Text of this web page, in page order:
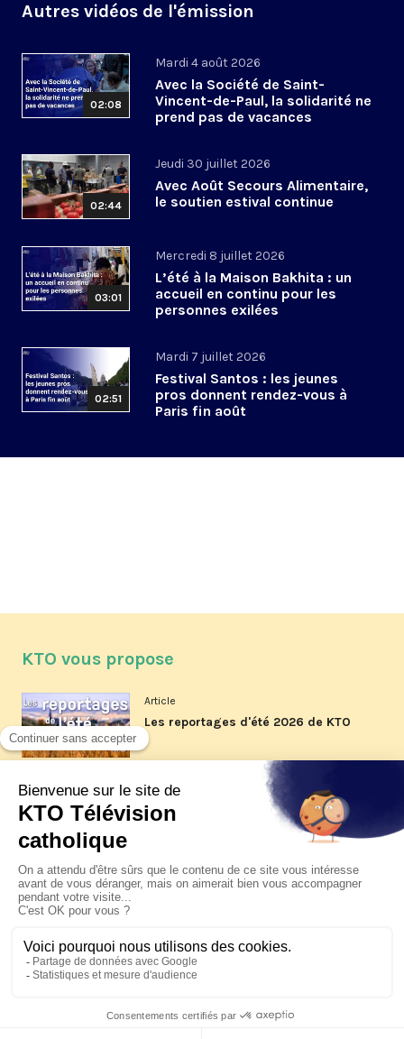
Autres vidéos de l'émission
02:08
Mardi 4 août 2026
Avec la Société de Saint-
Vincent-de-Paul, la solidarité ne
prend pas de vacances
02:44
Jeudi 30 juillet 2026
Avec Août Secours Alimentaire,
le soutien estival continue
03:01
Mercredi 8 juillet 2026
L’été à la Maison Bakhita : un
accueil en continu pour les
personnes exilées
02:51
Mardi 7 juillet 2026
Festival Santos : les jeunes
pros donnent rendez-vous à
Paris fin août
KTO vous propose
Article
Les reportages d'été 2026 de KTO
Article
La visite pastorale du pape Léon
XIV à Assise à suivre sur KTO le
Article
Le pape en Uruguay, Argentine et